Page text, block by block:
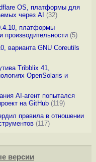
OS, платформы для
через AI (32)
платформы
производительности(5)
варианта GNU Coreutils
Tribblix 41,
OpenSolaris и
AI-агент попытался
на GitHub(119)
правила в отношении
(117)
версии